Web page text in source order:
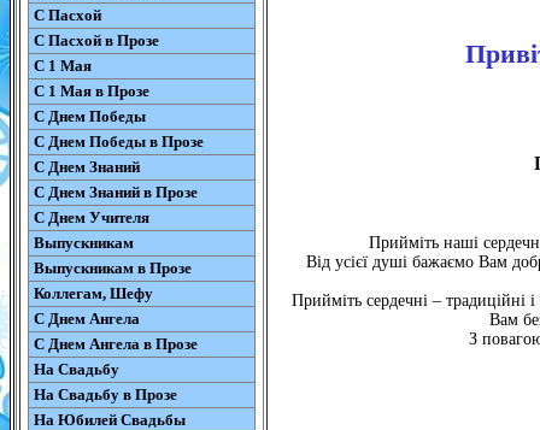
С Пасхой
С Пасхой в Прозе
С 1 Мая
С 1 Мая в Прозе
С Днем Победы
С Днем Победы в Прозе
С Днем Знаний
С Днем Знаний в Прозе
С Днем Учителя
Выпускникам
Выпускникам в Прозе
Коллегам, Шефу
С Днем Ангела
С Днем Ангела в Прозе
На Свадьбу
На Свадьбу в Прозе
На Юбилей Свадьбы
Прийміть наші
Від усієї душі бажаємо Вам
Прийміть сердечні – традиційні
Вам
З